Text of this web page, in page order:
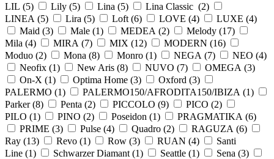
LIL (5) Lily (5) Lina (5) Lina Classic (2)
LINEA (5) Lira (5) Loft (6) LOVE (4) LUXE (4)
Maid (3) Male (1) MEDEA (2) Melody (17)
Mila (4) MIRA (7) MIX (12) MODERN (16)
Moduo (2) Mona (8) Monro (1) NEGA (7) NEO (4)
Neofix (1) New Aris (8) NUVO (7) OMEGA (3)
On-X (1) Optima Home (3) Oxford (3)
PALERMO (1) PALERMO150/AFRODITA150/IBIZA (1)
Parker (8) Penta (2) PICCOLO (9) PICO (2)
PILO (1) PINO (2) Poseidon (1) PRAGMATIKA (6)
PRIME (3) Pulse (4) Quadro (2) RAGUZA (6)
Ray (13) Revo (1) Row (3) RUAN (4)
Santi
Line (1) Schwarzer Diamant (1) Seattle (1) Sena (3)